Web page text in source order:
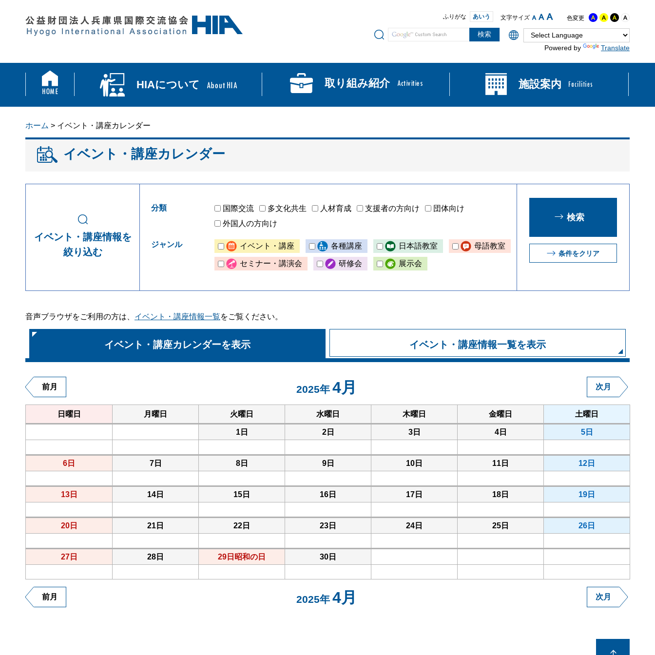
ふりがな あいう 文字サイズ 色変更
サイト内検索
Powered by
Translate
HIAについて 取り組み紹介 施設案内
ホーム > イベント・講座カレンダー
イベント・講座カレンダー
イベント・講座情報を
絞り込む
分類 国際交流 多文化共生 人材育成 支援者の方向け
団体向け
外国人の方向け
ジャンル イベント・講座 各種講座 日本語教室 母語教室
セミナー・講演会 研修会 展示会
条件をクリア
音声ブラウザをご利用の方は、 イベント・講座情報一覧をご覧ください。
イベント・講座カレンダーを表示 イベント・講座情報一覧を表示
前月 2025年 4月 次月
日曜日 月曜日 火曜日 水曜日 木曜日 金曜日 土曜日
1日 2日 3日 4日 5日
6日 7日 8日 9日 10日 11日 12日
13日 14日 15日 16日 17日 18日 19日
20日 21日 22日 23日 24日 25日 26日
27日 28日 29日 昭和の日 30日
前月 2025年 4月 次月